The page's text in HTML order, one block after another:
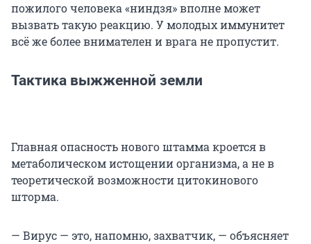
пожилого человека «ниндзя» вполне может
вызвать такую реакцию. У молодых иммунитет
всё же более внимателен и врага не пропустит.
Тактика выжженной земли
Главная опасность нового штамма кроется в
метаболическом истощении организма, а не в
теоретической возможности цитокинового
шторма.
— Вирус — это, напомню, захватчик, — объясняет